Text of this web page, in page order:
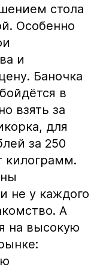
стола
Особенно
и
Баночка
в
взять за
для
за 250
килограмм.
не у каждого
А
на высокую